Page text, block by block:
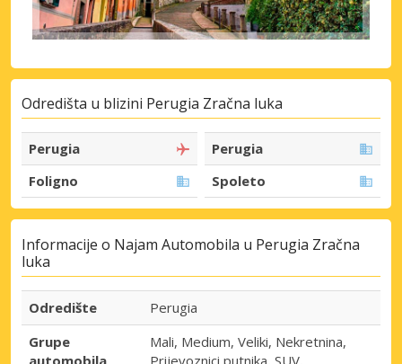
Odredišta u blizini Perugia Zračna luka
Perugia
Perugia
Foligno
Spoleto
Informacije o Najam Automobila u Perugia Zračna
luka
Odredište
Perugia
Grupe
Mali, Medium, Veliki, Nekretnina,